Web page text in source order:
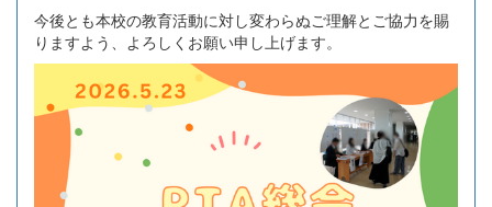
今後とも本校の教育活動に対し変わらぬご理解とご協力を賜
りますよう、よろしくお願い申し上げます。